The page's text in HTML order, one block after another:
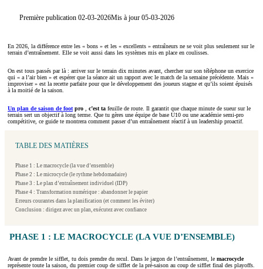
Première publication 02-03-2026Mis à jour 05-03-2026
En 2026, la différence entre les « bons » et les « excellents » entraîneurs ne se voit plus seulement sur le
terrain d’entraînement. Elle se voit aussi dans les systèmes mis en place en coulisses.
On est tous passés par là : arriver sur le terrain dix minutes avant, chercher sur son téléphone un exercice
qui « a l’air bien » et espérer que la séance ait un rapport avec le match de la semaine précédente. Mais «
improviser » est la recette parfaite pour que le développement des joueurs stagne et qu’ils soient épuisés
à la moitié de la saison.
Un plan de saison de foot pro c’est ta feuille de route. Il garantit que chaque minute de sueur sur le
terrain sert un objectif à long terme. Que tu gères une équipe de base U10 ou une académie semi-pro
compétitive, ce guide te montrera comment passer d’un entraînement réactif à un leadership proactif.
TABLE DES MATIÈRES
Phase 1 : Le macrocycle (la vue d’ensemble)
Phase 2 : Le microcycle (le rythme hebdomadaire)
Phase 3 : Le plan d’entraînement individuel (IDP)
Phase 4 : Transformation numérique : abandonner le papier
Erreurs courantes dans la planification (et comment les éviter)
Conclusion : dirigez avec un plan, exécutez avec confiance
PHASE 1 : LE MACROCYCLE (LA VUE D’ENSEMBLE)
Avant de prendre le sifflet, tu dois prendre du recul. Dans le jargon de l’entraînement, le macrocycle
représente toute la saison, du premier coup de sifflet de la pré-saison au coup de sifflet final des playoffs.